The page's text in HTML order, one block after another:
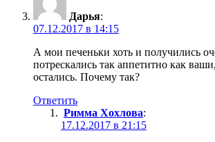
Дарья:
07.12.2017 в 14:15
А мои печеньки хоть и получились
потрескались так аппетитно как
остались. Почему так?
Ответить
Римма Хохлова:
17.12.2017 в 21:15